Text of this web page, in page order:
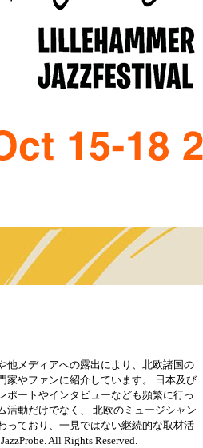
他メディアへの露出により、北欧諸国の
家やファンに紹介しています。 日本及び
ポートやインタビューなども頻繁に行っ
活動だけでなく、 北欧のミュージシャン
っており、一見ではない継続的な取材活
All Rights Reserved.